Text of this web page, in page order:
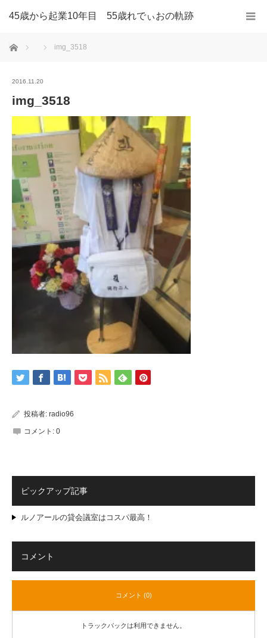
45歳から起業10年目 55歳れでぃおの軌跡
ホーム img_3518
2016.11.20
img_3518
投稿者: radio96
コメント: 0
ピックアップ記事
ルノアールの貸会議室はコスパ最高！
コメント
コメント (0)
トラックバックは利用できません。